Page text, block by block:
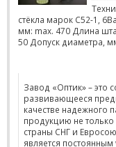
стёкла марок С52-1,
мм: max. 470 Длина
50 Допуск диаметра,
Завод «Оптик» – это
развивающееся
качестве надежного
продукцию не
страны СНГ и
является